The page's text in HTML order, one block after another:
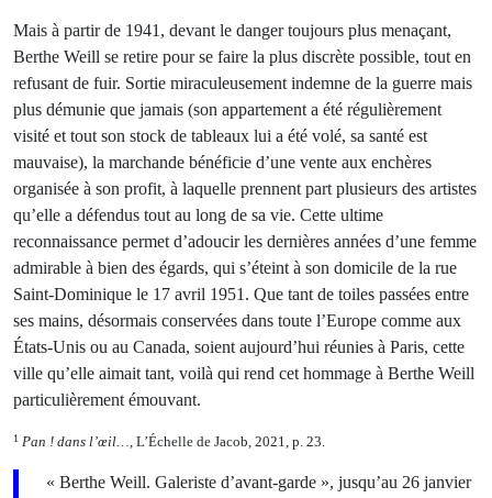
Mais à partir de 1941, devant le danger toujours plus menaçant,
Berthe Weill se retire pour se faire la plus discrète possible, tout en
refusant de fuir. Sortie miraculeusement indemne de la guerre mais
plus démunie que jamais (son appartement a été régulièrement
visité et tout son stock de tableaux lui a été volé, sa santé est
mauvaise), la marchande bénéficie d’une vente aux enchères
organisée à son profit, à laquelle prennent part plusieurs des artistes
qu’elle a défendus tout au long de sa vie. Cette ultime
reconnaissance permet d’adoucir les dernières années d’une femme
admirable à bien des égards, qui s’éteint à son domicile de la rue
Saint-Dominique le 17 avril 1951. Que tant de toiles passées entre
ses mains, désormais conservées dans toute l’Europe comme aux
États-Unis ou au Canada, soient aujourd’hui réunies à Paris, cette
ville qu’elle aimait tant, voilà qui rend cet hommage à Berthe Weill
particulièrement émouvant.
1 Pan ! dans l’œil…, L’Échelle de Jacob, 2021, p. 23.
« Berthe Weill. Galeriste d’avant-garde », jusqu’au 26 janvier